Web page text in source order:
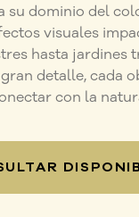
su dominio del
visuales
hasta jardines
detalle, cada
con la